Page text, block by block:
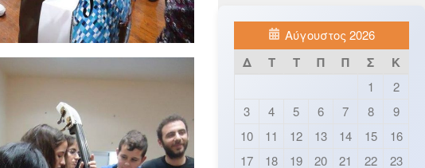
Αύγουστος 2026
Δ Τ Τ Π Π Σ Κ
1
2
3
4 5 6 7 8
9
10
11 12 13 14 15
16
17
18 19 20 21 22
23